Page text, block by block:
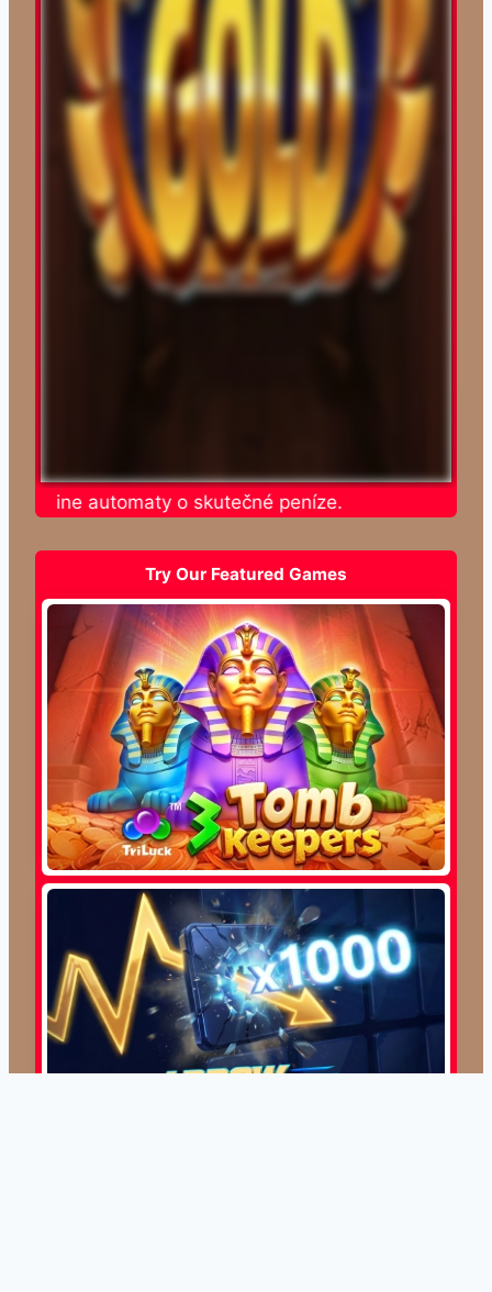
online automaty o skutečné peníze.
Try Our Featured Games